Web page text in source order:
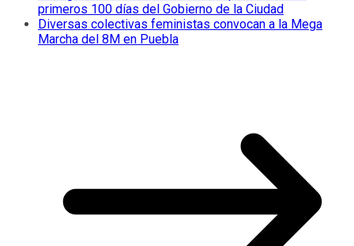
primeros 100 días del Gobierno de la Ciudad
Diversas colectivas feministas convocan a la Mega
Marcha del 8M en Puebla